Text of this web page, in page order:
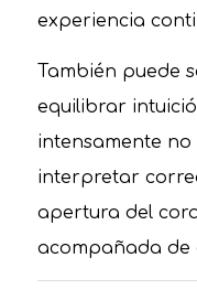
experiencia
También puede
equilibrar
intensamente no
interpretar
apertura del
acompañada de